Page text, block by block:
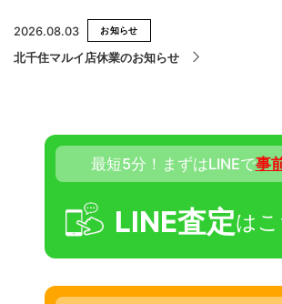
メール査定はこちら
2026.08.03 お知らせ
北千住マルイ店休業のお知らせ
最短5分！まずはLINEで事
LINE査定は